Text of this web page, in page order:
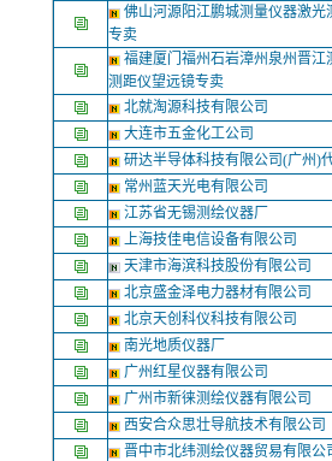
佛山河源阳江鹏城测量仪器激光
专卖
福建厦门福州石岩漳州泉州晋江
测距仪望远镜专卖
北就淘源科技有限公司
大连市五金化工公司
研达半导体科技有限公司(广州)
常州蓝天光电有限公司
江苏省无锡测绘仪器厂
上海技佳电信设备有限公司
天津市海滨科技股份有限公司
北京盛金泽电力器材有限公司
北京天创科仪科技有限公司
南光地质仪器厂
广州红星仪器有限公司
广州市新徕测绘仪器有限公司
西安合众思壮导航技术有限公司
晋中市北纬测绘仪器贸易有限公